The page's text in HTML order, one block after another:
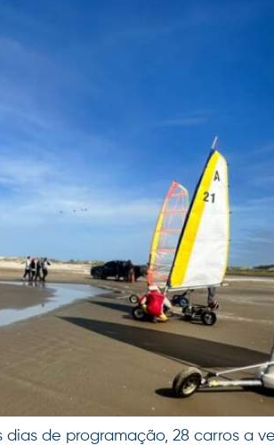
de programação, 28 carros a